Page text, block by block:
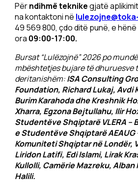
Përndihmë teknikegjatë
na kontaktoni në
49 569 800, çdo ditë punë, e
ora 09:00-17:00.
Bursat “Lulëzojnë” 2026 po
mbështetjes bujare të dhuruesve
deritanishëm:ISA Consulting
Foundation, Richard Lukaj, Avdi
Burim Karahoda dhe Kreshnik
Xharra, Egzona Bejtullahu, Ilir
Studentëve Shqiptarë VLERA –
e Studentëve Shqiptarë AEAUG
Komuniteti Shqiptar në Londër,
Liridon Latifi, Edi Islami, Lirak
Kullolli, Camërie Mazreku,
Halili.